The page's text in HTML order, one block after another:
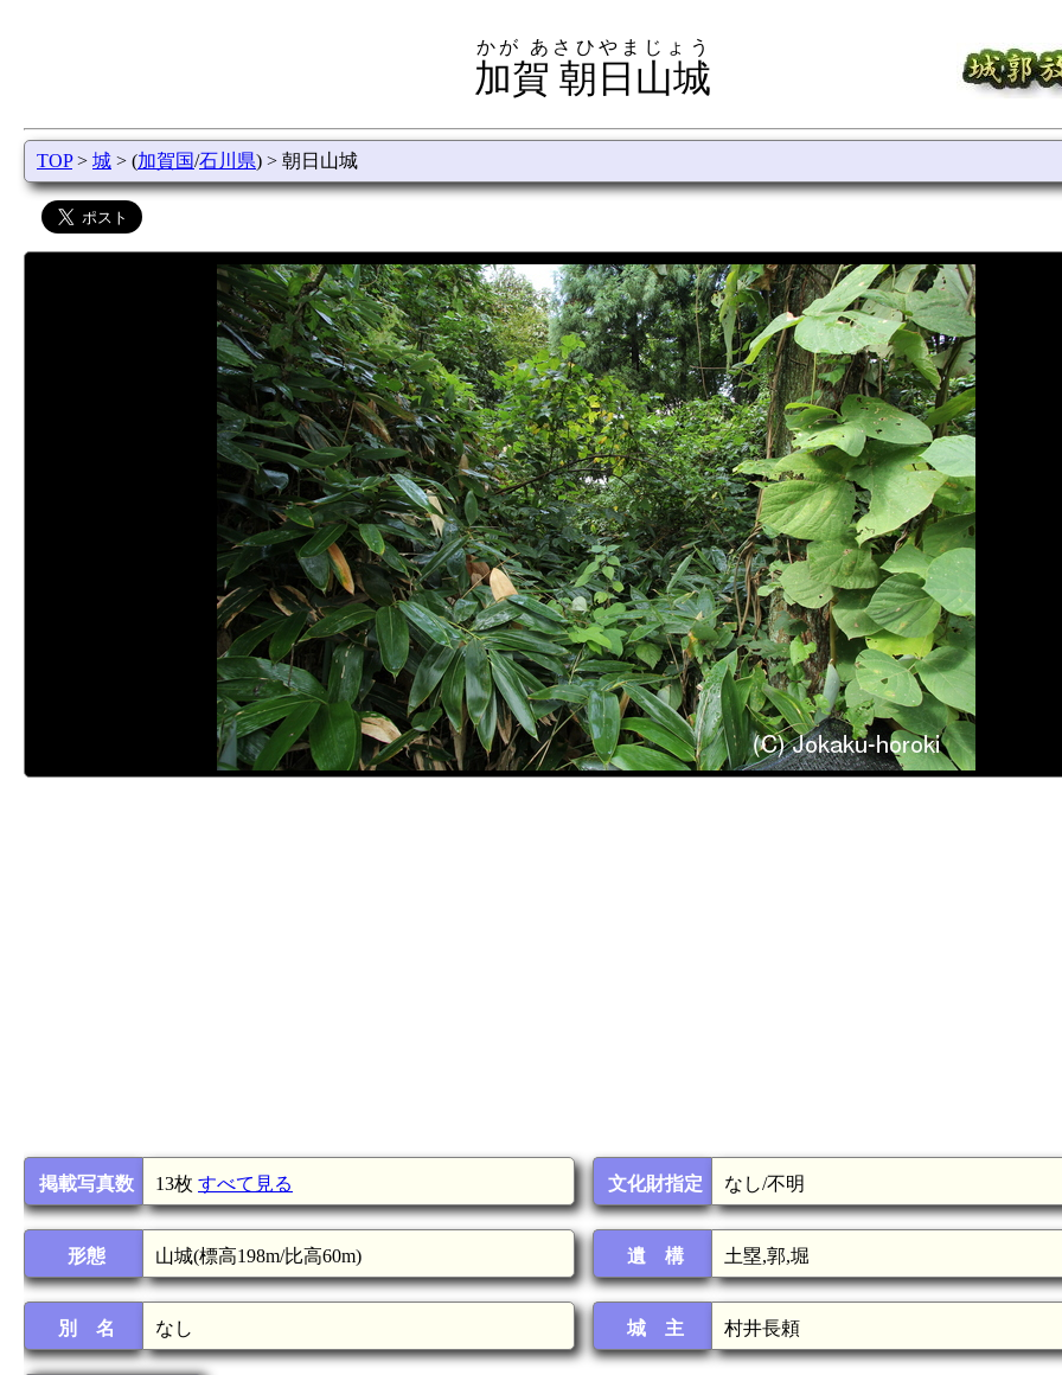
加賀 朝日山城
かが あさひやまじょう
TOP> 城 > (加賀国/石川県) > 朝日山城
掲載写真数 13枚 すべて見る
形態 山城(標高198m/比高60m)
別 名 なし
文化財指定 なし/不明
遺 構 土塁,郭,堀
城 主 村井長頼